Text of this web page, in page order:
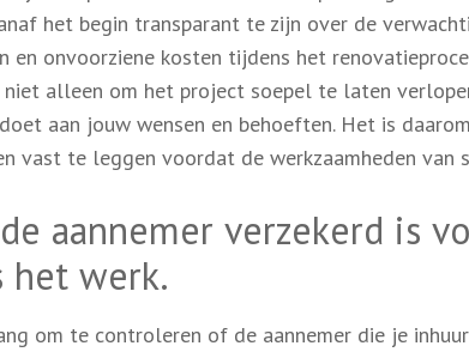
het begin transparant te zijn over de
en onvoorziene kosten tijdens het
alleen om het project soepel te laten
aan jouw wensen en behoeften. Het is
vast te leggen voordat de werkzaamheden van
aannemer verzekerd is
het werk.
om te controleren of de aannemer die je